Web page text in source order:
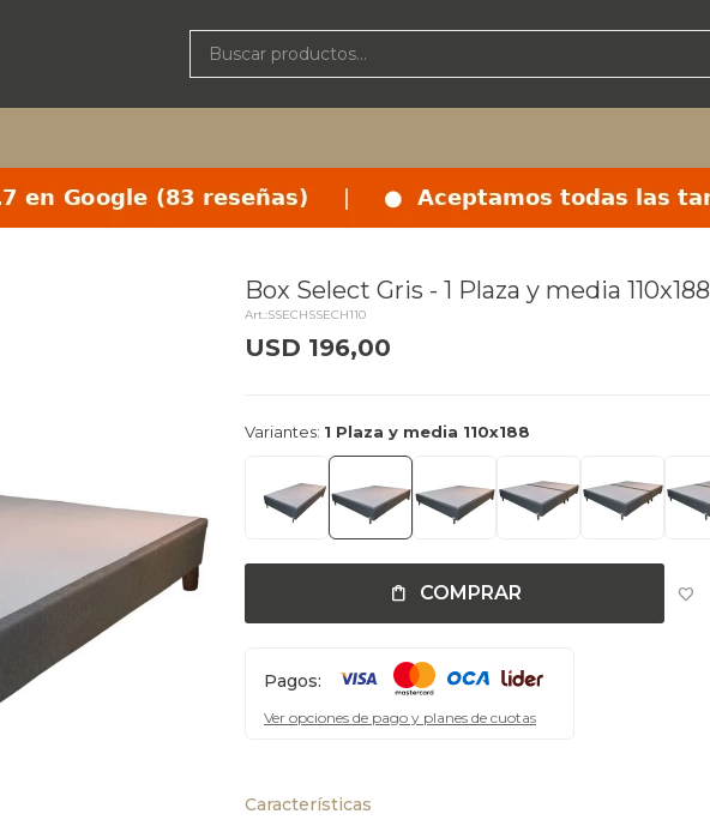
Box Select Gris - 1 Plaza y media 110x188
SSECHSSECH110
USD 196,00
Variantes: 1 Plaza y media 110x188
COMPRAR
Pagos:
Ver opciones de pago y planes de cuotas
Características